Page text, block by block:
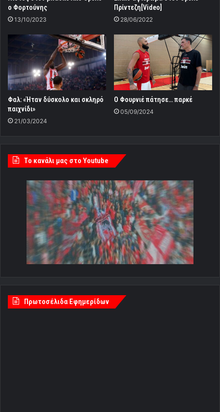
ο Φορτούνης
13/10/2023
Πρίντεζη[Video]
28/06/2022
Φαλ: «Ήταν δύσκολο και σκληρό
παιχνίδι»
21/03/2024
Ο Φουρνιέ πάτησε… παρκέ
05/09/2024
Tο κανάλι μας στο Youtube
Πρωτοσέλιδα Εφημερίδων